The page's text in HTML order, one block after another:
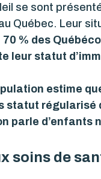
se sont
Québec. Leur
70 % des
leur statut
estime
statut
parle
soins de